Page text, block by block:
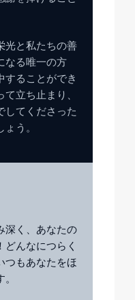
光と私たちの善
なる唯一の方
することができ
立ち止まり、
してくださった
う。
深く、あなたの
んなにつらく
つもあなたをほ